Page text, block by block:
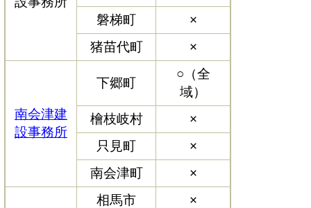
磐梯町
×
猪苗代町
×
南会津建
設事務所
下郷町
○（全
域）
檜枝岐村
×
只見町
×
南会津町
×
相馬市
×